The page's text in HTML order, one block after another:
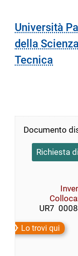
Università
della
Tecnica
Documento
Richiesta
UR7
Lo trovi qui